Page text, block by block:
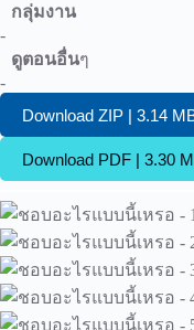
กลุ่มงาน
-
ดูตอนอื่นๆ
-
Download ZIP | 3.14
Download PDF | 3.30